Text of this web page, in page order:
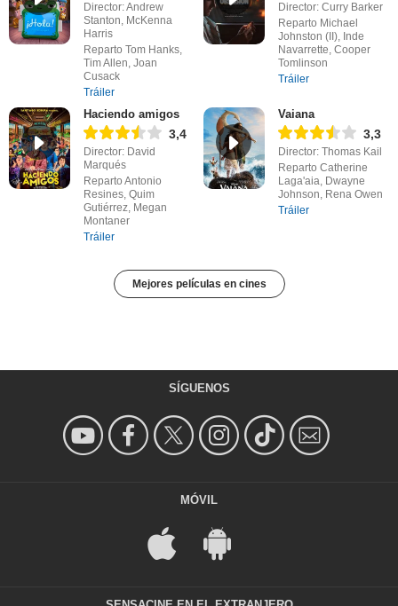
Director: Andrew
Stanton, McKenna
Harris
Reparto Tom Hanks,
Tim Allen, Joan
Cusack
Tráiler
Director: Curry Barker
Reparto Michael
Johnston (II), Inde
Navarrette, Cooper
Tomlinson
Tráiler
Haciendo amigos
3,4
Director: David
Marqués
Reparto Antonio
Resines, Quim
Gutiérrez, Megan
Montaner
Tráiler
Vaiana
3,3
Director: Thomas Kail
Reparto Catherine
Laga'aia, Dwayne
Johnson, Rena Owen
Tráiler
Mejores películas en cines
SÍGUENOS
MÓVIL